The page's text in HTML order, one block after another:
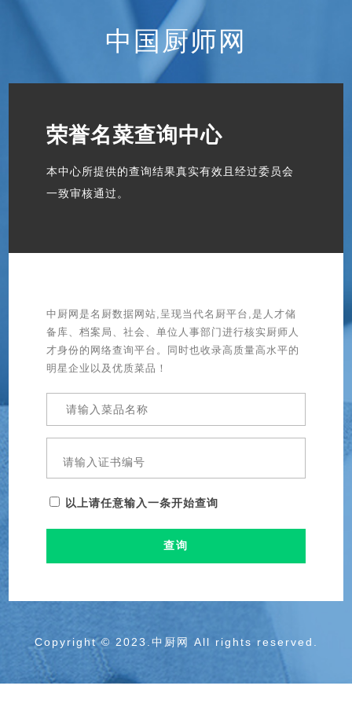
中国厨师网
荣誉名菜查询中心
本中心所提供的查询结果真实有效且经过委员会
一致审核通过。
中厨网是名厨数据网站,呈现当代名厨平台,是人才储
备库、档案局、社会、单位人事部门进行核实厨师人
才身份的网络查询平台。同时也收录高质量高水平的
明星企业以及优质菜品！
以上请任意输入一条开始查询
查询
Copyright © 2023.中厨网 All rights reserved.